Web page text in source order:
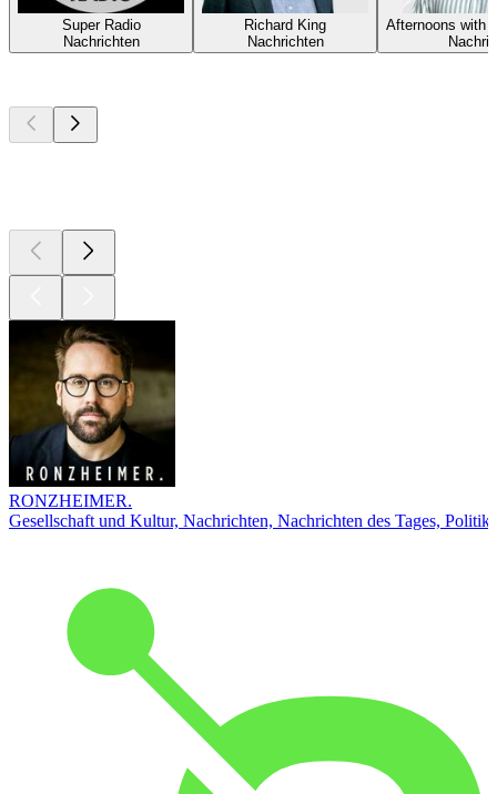
Super Radio
Nachrichten
Richard King
Nachrichten
Afternoons with
RONZHEIMER.
Gesellschaft und Kultur, Nachrichten, Nachrichten des Tages, Politik